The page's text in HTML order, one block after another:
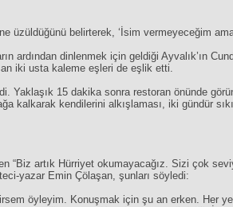
üzüldüğünü belirterek, ‘İsim vermeyeceğim
ardından dinlenmek için geldiği Ayvalık’ın
iki usta kaleme eşleri de eşlik etti.
Yaklaşık 15 dakika sonra restoran önünde
kalkarak kendilerini alkışlaması, iki gündür
“Biz artık Hürriyet okumayacağız. Sizi çok
yazar Emin Çölaşan, şunları söyledi:
öyleyim. Konuşmak için şu an erken. Her